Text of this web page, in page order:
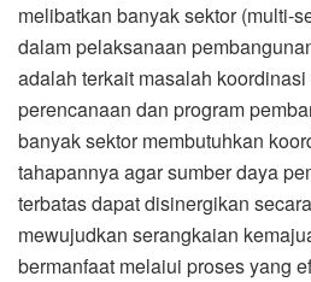
melibatkan banyak sektor (multi-
dalam pelaksanaan
adalah terkait masalah
perencanaan dan program
banyak sektor membutuhkan
tahapannya agar sumber daya
terbatas dapat disinergikan
mewujudkan serangkaian
bermanfaat melaiui proses yang